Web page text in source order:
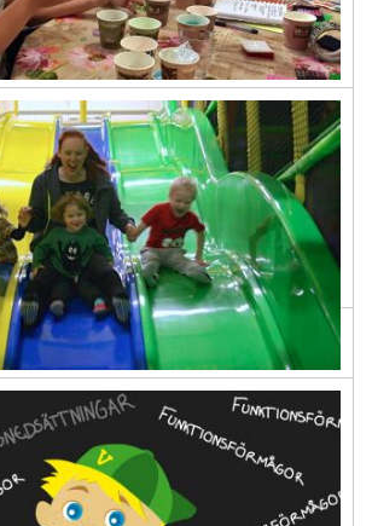
livet, och
mötesplats för unga vuxna med
Hit kan man komma på
att träffa andra i samma situation....
Tourette har inte
barn och fast anställning som